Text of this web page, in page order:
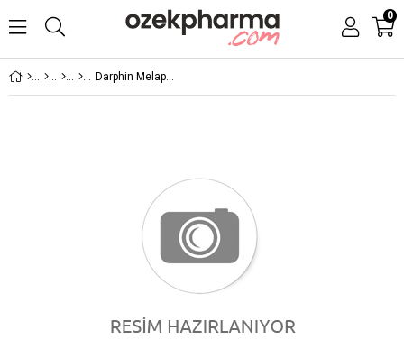
0
Darphin Melaperfect Anti Dark Spots Correcting Foundation SPF 15 - Ivory 30 ml